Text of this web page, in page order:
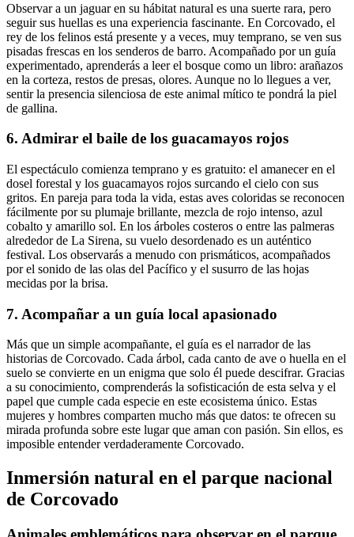
Observar a un jaguar en su hábitat natural es una suerte rara, pero
seguir sus huellas es una experiencia fascinante. En Corcovado, el
rey de los felinos está presente y a veces, muy temprano, se ven sus
pisadas frescas en los senderos de barro. Acompañado por un guía
experimentado, aprenderás a leer el bosque como un libro: arañazos
en la corteza, restos de presas, olores. Aunque no lo llegues a ver,
sentir la presencia silenciosa de este animal mítico te pondrá la piel
de gallina.
6. Admirar el baile de los guacamayos rojos
El espectáculo comienza temprano y es gratuito: el amanecer en el
dosel forestal y los guacamayos rojos surcando el cielo con sus
gritos. En pareja para toda la vida, estas aves coloridas se reconocen
fácilmente por su plumaje brillante, mezcla de rojo intenso, azul
cobalto y amarillo sol. En los árboles costeros o entre las palmeras
alrededor de La Sirena, su vuelo desordenado es un auténtico
festival. Los observarás a menudo con prismáticos, acompañados
por el sonido de las olas del Pacífico y el susurro de las hojas
mecidas por la brisa.
7. Acompañar a un guía local apasionado
Más que un simple acompañante, el guía es el narrador de las
historias de Corcovado. Cada árbol, cada canto de ave o huella en el
suelo se convierte en un enigma que solo él puede descifrar. Gracias
a su conocimiento, comprenderás la sofisticación de esta selva y el
papel que cumple cada especie en este ecosistema único. Estas
mujeres y hombres comparten mucho más que datos: te ofrecen su
mirada profunda sobre este lugar que aman con pasión. Sin ellos, es
imposible entender verdaderamente Corcovado.
Inmersión natural en el parque nacional
de Corcovado